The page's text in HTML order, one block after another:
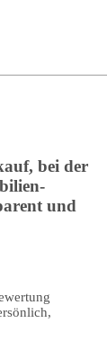
bei der
und